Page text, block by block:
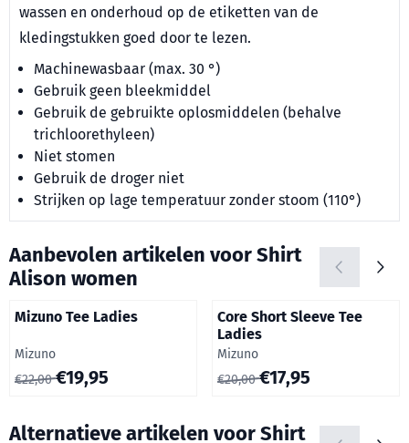
wassen en onderhoud op de etiketten van de
kledingstukken goed door te lezen.
Machinewasbaar (max. 30 °)
Gebruik geen bleekmiddel
Gebruik de gebruikte oplosmiddelen (behalve
trichloorethyleen)
Niet stomen
Gebruik de droger niet
Strijken op lage temperatuur zonder stoom (110°)
Aanbevolen artikelen voorShirt
Alison women
Mizuno Tee Ladies
Merk:
Mizuno
Van 22,00 voor 19,95
€22,00€19,95
Core Short Sleeve Tee
Ladies
Merk:
Mizuno
Van 20,00 voor 17,95
€20,00€17,95
Alternatieve artikelen voorShirt